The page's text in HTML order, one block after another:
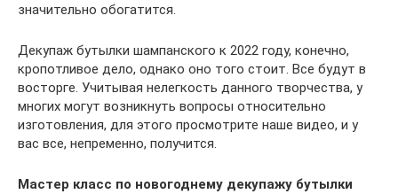
значительно обогатится.
Декупаж бутылки шампанского к 2022 году, конечно,
кропотливое дело, однако оно того стоит. Все будут в
восторге. Учитывая нелегкость данного творчества, у
многих могут возникнуть вопросы относительно
изготовления, для этого просмотрите наше видео, и у
вас все, непременно, получится.
Мастер класс по новогоднему декупажу бутылки